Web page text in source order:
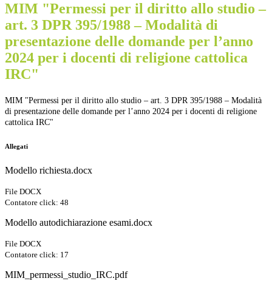
MIM "Permessi per il diritto allo studio –
art. 3 DPR 395/1988 – Modalità di
presentazione delle domande per l’anno
2024 per i docenti di religione cattolica
IRC"
MIM "Permessi per il diritto allo studio – art. 3 DPR 395/1988 – Modalità
di presentazione delle domande per l’anno 2024 per i docenti di religione
cattolica IRC"
Allegati
Modello richiesta.docx
File DOCX
Contatore click: 48
Modello autodichiarazione esami.docx
File DOCX
Contatore click: 17
MIM_permessi_studio_IRC.pdf